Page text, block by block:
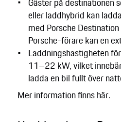
eller laddhybrid kan
med Porsche
Porsche-förare kan en
Laddningshastigheten
11–22 kW, vilket
ladda en bil fullt över
Mer information finnshär.